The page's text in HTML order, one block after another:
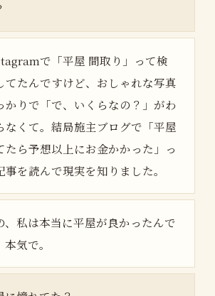
で「平屋 間取り」って検
てたんですけど、おしゃれな写真
かりで「で、いくらなの？」がわ
なくて。結局施主ブログで「平屋
たら予想以上にお金かかった」っ
事を読んで現実を知りました。
、私は本当に平屋が良かったんで
本気で。